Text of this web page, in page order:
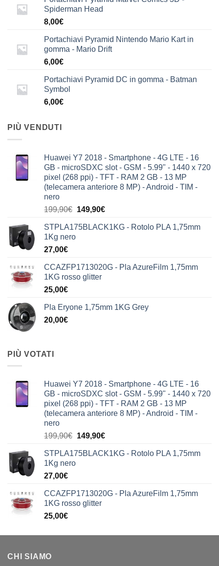
Spiderman Head
8,00€
Portachiavi Pyramid Nintendo Mario Kart in
gomma - Mario Drift
6,00€
Portachiavi Pyramid DC in gomma - Batman
Symbol
6,00€
PIÙ VENDUTI
Huawei Y7 2018 - Smartphone - 4G LTE - 16
GB - microSDXC slot - GSM - 5.99" - 1440 x 720
pixel (268 ppi) - TFT - RAM 2 GB - 13 MP
(telecamera anteriore 8 MP) - Android - TIM -
nero
199,90€ Il
originale
149,90€Il
attuale
STPLA175BLACK1KG - Rotolo PLA 1,75mm
1Kg nero
27,00€
CCAZFP1713020G - Pla AzureFilm 1,75mm
1KG rosso glitter
25,00€
Pla Eryone 1,75mm 1KG Grey
20,00€
PIÙ VOTATI
Huawei Y7 2018 - Smartphone - 4G LTE - 16
GB - microSDXC slot - GSM - 5.99" - 1440 x 720
pixel (268 ppi) - TFT - RAM 2 GB - 13 MP
(telecamera anteriore 8 MP) - Android - TIM -
nero
199,90€ Il
originale
149,90€Il
attuale
STPLA175BLACK1KG - Rotolo PLA 1,75mm
1Kg nero
27,00€
CCAZFP1713020G - Pla AzureFilm 1,75mm
1KG rosso glitter
25,00€
CHI SIAMO